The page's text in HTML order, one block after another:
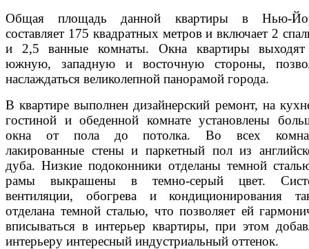
Общая площадь данной квартиры в Нью-
составляет 175 квадратных метров и включает 2
и 2,5 ванные комнаты. Окна квартиры
южную, западную и восточную стороны,
наслаждаться великолепной панорамой города.
В квартире выполнен дизайнерский ремонт, на
гостиной и обеденной комнате установлены
окна от пола до потолка. Во всех
лакированные стены и паркетный пол из
дуба. Низкие подоконники отделаны темной
рамы выкрашены в темно-серый цвет.
вентиляции, обогрева и кондиционирования
отделана темной сталью, что позволяет ей
вписываться в интерьер квартиры, при этом
интерьеру интересный индустриальный оттенок.